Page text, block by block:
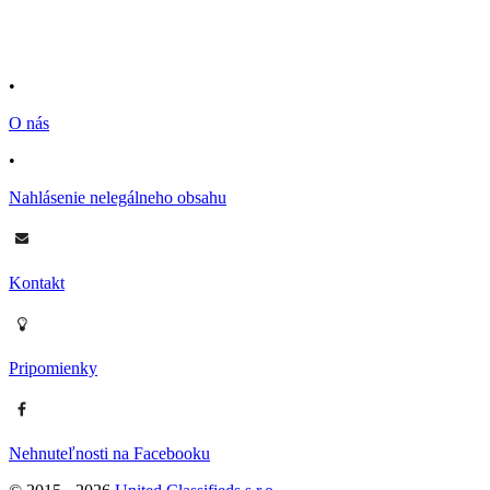
•
O nás
•
Nahlásenie nelegálneho obsahu
Kontakt
Pripomienky
Nehnuteľnosti na Facebooku